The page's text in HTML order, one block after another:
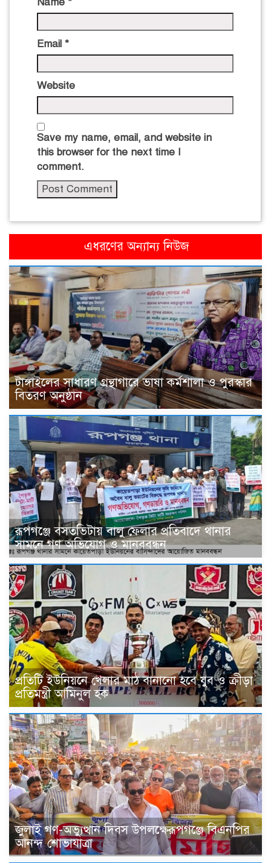
Email *
Website
Save my name, email, and website in
this browser for the next time I
comment.
এধরণের অন্যান্য নিউজ
টাঙ্গাইলের সাধারণ গ্রন্থাগারে ভাষা কর্মশালা ও পুরস্কার
বিতরণ অনুষ্ঠান
রূপগঞ্জে বসতভিটায় বালু ফেলার প্রতিবাদে থানার
সামনে গণ অভিযোগ ও মানববন্ধন
প্রতিটি ইউনিয়নে খেলার মাঠ বানানো হবে যুব ও ক্রীড়া
প্রতিমন্ত্রী আমিনুল হক
জুলাই গণ-অভ্যুত্থান দিবস উপলক্ষেরূপগঞ্জে বিএনপির
আনন্দ শোভাযাত্রা